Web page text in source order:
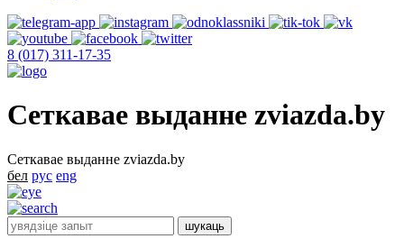
8 (017) 311-17-35
Сеткавае выданне zviazda.by
Сеткавае выданне zviazda.by
бел рус eng